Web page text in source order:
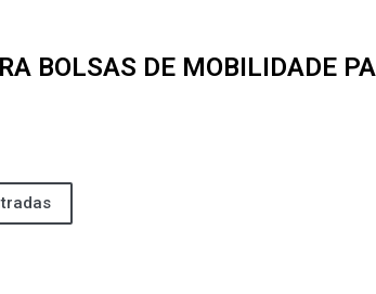
BOLSAS DE MOBILIDADE